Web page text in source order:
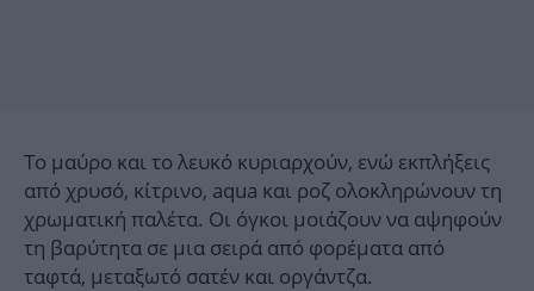
Το μαύρο και το λευκό κυριαρχούν, ενώ εκπλήξεις
από χρυσό, κίτρινο, aqua και ροζ ολοκληρώνουν τη
χρωματική παλέτα. Οι όγκοι μοιάζουν να αψηφούν
τη βαρύτητα σε μια σειρά από φορέματα από
ταφτά, μεταξωτό σατέν και οργάντζα.